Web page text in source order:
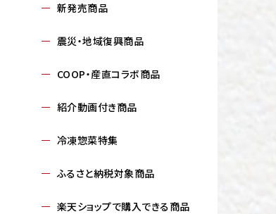
新発売商品
震災・地域復興商品
COOP・産直コラボ商品
紹介動画付き商品
冷凍惣菜特集
ふるさと納税対象商品
楽天ショップで購入できる商品